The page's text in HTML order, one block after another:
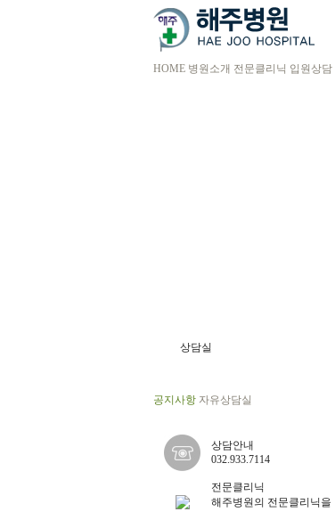
HOME 병원소개 전문클리닉 입원상담
상담실
공지사항 자유상담실
상담안내
032.933.7114
전문클리닉
해주병원의 전문클리닉을